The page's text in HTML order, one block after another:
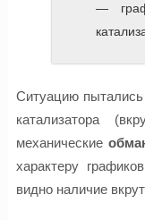
—
Ситуацию
катализатора
механические
характеру
видно наличие